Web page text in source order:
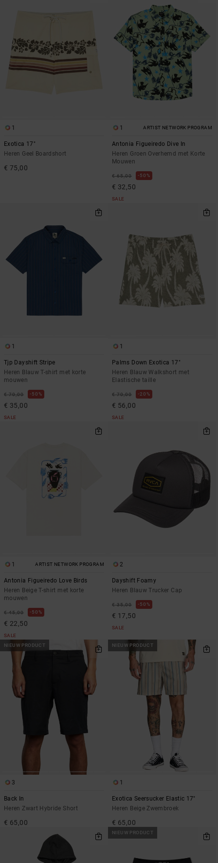
1
Exotica 17"
Heren Geel Boardshort
€ 75,00
1 ARTIST NETWORK PROGRAM
Antonia Figueiredo Dive In
Heren Groen Overhemd met Korte
Mouwen
€ 65,00 50%
€ 32,50
SALE
1
Tjp Dayshift Stripe
Heren Blauw T-shirt met korte
mouwen
€ 70,00 50%
€ 35,00
SALE
1
Palms Down Exotica 17"
Heren Blauw Walkshort met
Elastische taille
€ 70,00 20%
€ 56,00
SALE
1 ARTIST NETWORK PROGRAM
Antonia Figueiredo Love Birds
Heren Beige T-shirt met korte
mouwen
€ 45,00 50%
€ 22,50
SALE
2
Dayshift Foamy
Heren Blauw Trucker Cap
€ 35,00 50%
€ 17,50
SALE
NIEUW PRODUCT
3
Back In
Heren Zwart Hybride Short
€ 65,00
NIEUW PRODUCT
1
Exotica Seersucker Elastic 17"
Heren Beige Zwembroek
€ 65,00
NIEUW PRODUCT